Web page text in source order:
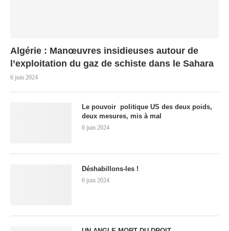
Algérie : Manœuvres insidieuses autour de
l’exploitation du gaz de schiste dans le Sahara
6 juin 2024
Le pouvoir politique US des deux poids,
deux mesures, mis à mal
6 juin 2024
Déshabillons-les !
6 juin 2024